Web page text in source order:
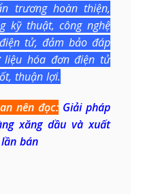
trương hoàn thiện,
kỹ thuật, công nghệ
tử, đảm bảo đáp
liệu hóa đơn điện tử
thuận lợi.
nên đọc: Giải pháp
xăng dầu và xuất
bán